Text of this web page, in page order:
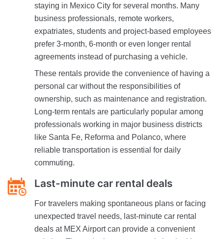
staying in Mexico City for several months. Many
business professionals, remote workers,
expatriates, students and project-based employees
prefer 3-month, 6-month or even longer rental
agreements instead of purchasing a vehicle.
These rentals provide the convenience of having a
personal car without the responsibilities of
ownership, such as maintenance and registration.
Long-term rentals are particularly popular among
professionals working in major business districts
like Santa Fe, Reforma and Polanco, where
reliable transportation is essential for daily
commuting.
Last-minute car rental deals
For travelers making spontaneous plans or facing
unexpected travel needs, last-minute car rental
deals at MEX Airport can provide a convenient